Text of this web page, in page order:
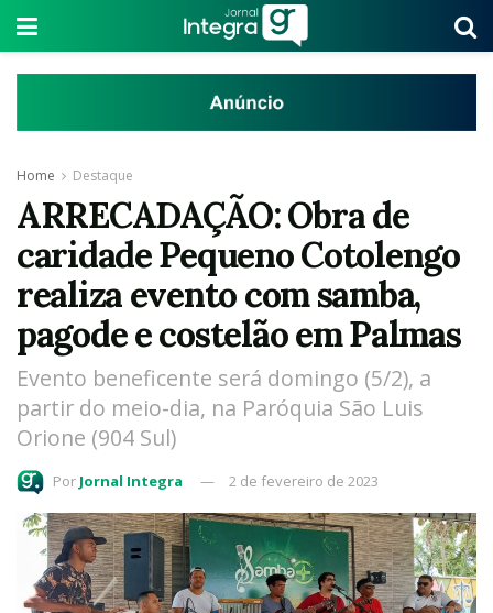
Home Destaque
ARRECADAÇÃO: Obra de
caridade Pequeno Cotolengo
realiza evento com samba,
pagode e costelão em Palmas
Evento beneficente será domingo (5/2), a
partir do meio-dia, na Paróquia São Luis
Orione (904 Sul)
Por Jornal Integra 2 de fevereiro de 2023